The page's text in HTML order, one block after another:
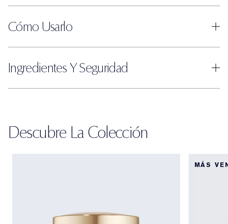
Cómo Usarlo
Ingredientes Y Seguridad
Descubre La Colección
MÁS